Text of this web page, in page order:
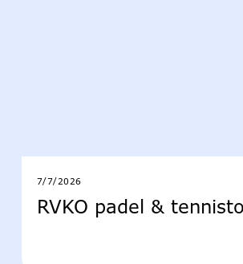
7/7/2026
RVKO padel &